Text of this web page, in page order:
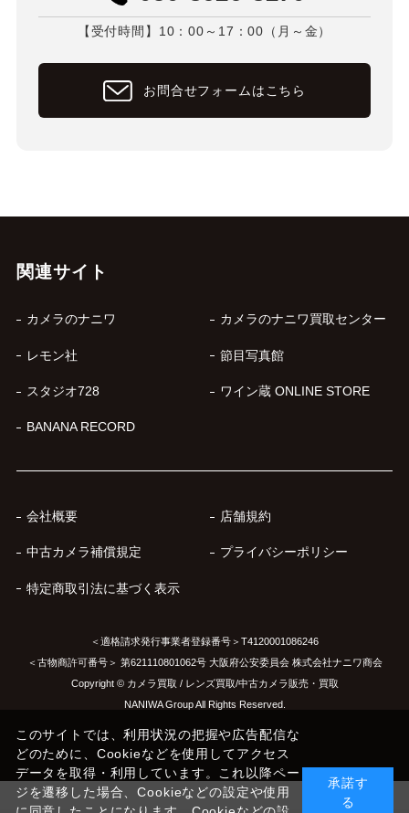
【受付時間】10：00～17：00（月～金）
お問合せフォームはこちら
関連サイト
カメラのナニワ カメラのナニワ買取センター
レモン社 節目写真館
スタジオ728 ワイン蔵 ONLINE STORE
BANANA RECORD
会社概要 店舗規約
中古カメラ補償規定 プライバシーポリシー
特定商取引法に基づく表示
＜適格請求発行事業者登録番号＞T4120001086246
＜古物商許可番号＞ 第621110801062号 大阪府公安委員会 株式会社ナニワ商会
Copyright © カメラ買取 / レンズ買取/中古カメラ販売・買取
NANIWA Group All Rights Reserved.
このサイトでは、利用状況の把握や広告配信な
どのために、Cookieなどを使用してアクセス
データを取得・利用しています。これ以降ペー
ジを遷移した場合、Cookieなどの設定や使用
承諾す
る